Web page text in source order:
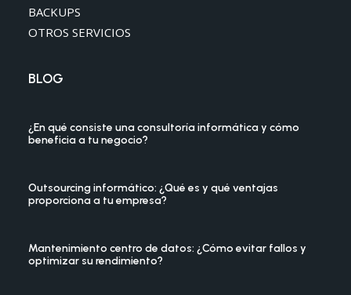
BACKUPS
OTROS SERVICIOS
BLOG
¿En qué consiste una consultoría informática y cómo
beneficia a tu negocio?
Outsourcing informático: ¿Qué es y qué ventajas
proporciona a tu empresa?
Mantenimiento centro de datos: ¿Cómo evitar fallos y
optimizar su rendimiento?